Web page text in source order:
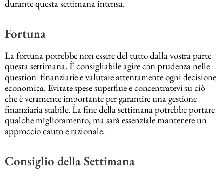
durante questa settimana intensa.
Fortuna
La fortuna potrebbe non essere del tutto dalla vostra parte
questa settimana. È consigliabile agire con prudenza nelle
questioni finanziarie e valutare attentamente ogni decisione
economica. Evitate spese superflue e concentratevi su ciò
che è veramente importante per garantire una gestione
finanziaria stabile. La fine della settimana potrebbe portare
qualche miglioramento, ma sarà essenziale mantenere un
approccio cauto e razionale.
Consiglio della Settimana